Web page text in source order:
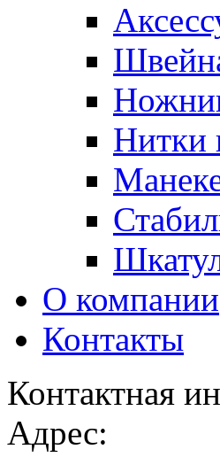
Нитки
О компании
Контакты
Контактная
Адрес: